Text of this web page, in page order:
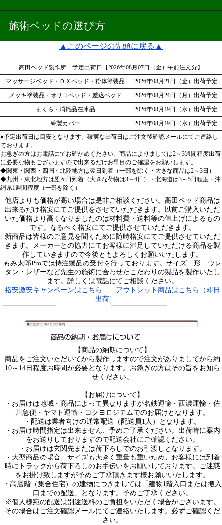
施術ベッドの選び方
▲このページの先頭に戻る▲
高田ベッド製作所 予定出荷日【2026年08月07日（金）午前注文分】
マッサージベッド・ＤＸベッド・粉体塗装品
2026年08月21日（金）出荷予定
メッキ塗装品・オリコベッド・差込ベッド
2026年08月24日（月）出荷予定
まくら・消耗品在庫品
2026年08月19日（水）出荷予定
綿製カバー
2026年08月19日（水）出荷予定
●予定出荷日は目安となります。確実な出荷日はご注文後確認メールにてご連絡し
ております。
お急ぎの方はお電話にてお確かめください。商品によりましては2～3週間程度出荷
に必要な物もございますので出来るだけお早目のご確認をお願いします。
◆関東・関西・四国・北陸地方は翌日到着（一部を除く・大きな商品は2～3日）
◆九州・東北地方は翌々日到着（大きな荷物は3～4日）・北海道は3～5日程度・沖
縄県1週間程度（一部を除く）
他店よりも価格が高い場合は是非ご相談ください。高田ベッド商品は
出来るだけ格安にてご提供をさせていただきます。以前ご購入いただ
いた価格より高くなりましたのは材料費・送料等の値上げによるもの
です。なるべく格安にてご提供させていただきます。
新商品は皆様のご意見を聞くために随時格安にてご提供させていただ
きます。メーカーとの協力にてお客様に満足していただける商品を製
作していきますので今後ともよろしくお願いいたします。
もみ太郎Proでは特注製品の受付を行っております。サイズ・形・ウレ
タン・レザーなど先生の施術に合わせたこだわりの製品を製作いたし
ます。詳しくは電話にてご相談ください。
格安激安キャンペーンはこちら
アウトレット商品はこちら（即日
出荷）
【商品の納期について】
商品をご注文いただいてから製作しますので注文がありましてから約
10～14日程度お時間が必要となります。お急ぎの方はその旨をお知ら
せください。
【お届けについて】
・お届けは地域・商品によって異なりますが名鉄運輸・西濃運輸・佐
川急便・ヤマト運輸・コクヨロジテムでのお届けとなります。
・配送は業者向けの通常配送（配送員1人）となります。
・お届け時間指定は出来ません、予めご了承ください。出荷時に案内
をお送りしておりますので配送会社にご確認ください。
・お届けは玄関先または荷下ろしでのお引渡しとなります。
・大型商品の場合、サイズも大きく重量も重いため、お客様には到着
時にトラックから荷下ろしのお手伝いをお願いしております。ご迷惑
をお掛け致しますが予めご了承頂きます様お願いいたします。
・高層階（集合住宅）の建物につきましては「建物1階入口または搬入
口までの配送」となります。予めご了承ください。
※個人様宛の配送は別途送料のご負担をいただく場合がございます。
その場合はご注文確認メールにてご連絡いたします。必ずご確認くだ
さい。